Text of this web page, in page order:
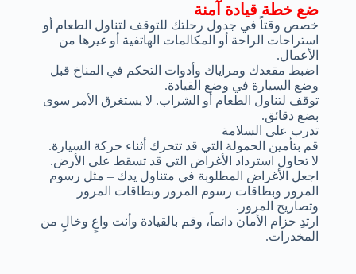
ضع خطة قيادة آمنة
خصص وقتاً في جدول رحلتك للتوقف لتناول الطعام أو
استراحات الراحة أو المكالمات الهاتفية أو غيرها من
الأعمال.
اضبط مقعدك ومراياك وأدوات التحكم في المناخ قبل
وضع السيارة في وضع القيادة.
توقف لتناول الطعام أو الشراب. لا يستغرق الأمر سوى
بضع دقائق.
تدرب على السلامة
قم بتأمين الحمولة التي قد تتحرك أثناء حركة السيارة.
لا تحاول استرداد الأغراض التي قد تسقط على الأرض.
اجعل الأغراض المطلوبة في متناول يدك – مثل رسوم
المرور وبطاقات رسوم المرور وبطاقات المرور
وتصاريح المرور.
ارتدِ حزام الأمان دائماً، وقم بالقيادة وأنت واعٍ وخالٍ من
المخدرات.